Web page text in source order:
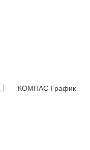
КОМПАС-График